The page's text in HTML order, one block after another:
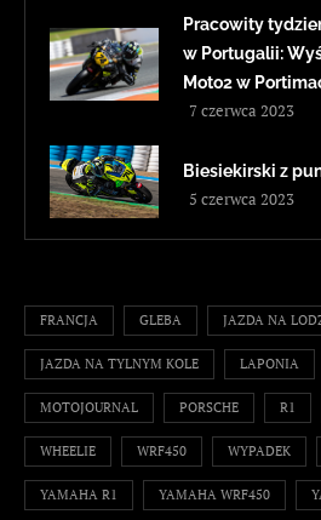
Pracowity
w Portugalii:
Moto2 w
7 czerwca 2023
Biesiekirski z
5 czerwca 2023
FRANCJA GLEBA JAZDA NA
JAZDA NA TYLNYM KOLE LAPONIA
MOTOJOURNAL PORSCHE R1
WHEELIE WRF450 WYPADEK
YAMAHA R1 YAMAHA WRF450